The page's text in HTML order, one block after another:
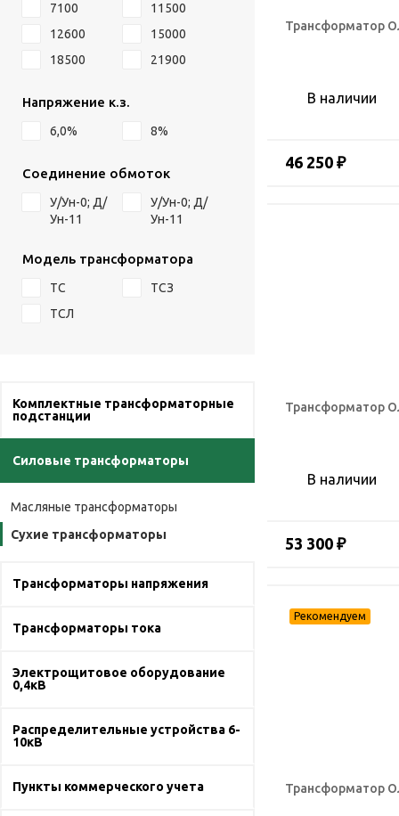
7100
11500
12600
15000
18500
21900
Напряжение к.з.
6,0% 8%
Соединение обмоток
У/Ун-0; Д/
Ун-11
У/Ун-0; Д/
Ун-11
Модель трансформатора
ТС
ТСЗ
ТСЛ
Комплектные трансформаторные
подстанции
Силовые трансформаторы
Масляные трансформаторы
Сухие трансформаторы
Трансформаторы напряжения
Трансформаторы тока
Электрощитовое оборудование
0,4кВ
Распределительные устройства 6-
10кВ
Пункты коммерческого учета
Трансформатор
В наличии
46 250 ₽
Трансформатор
В наличии
53 300 ₽
Трансформатор